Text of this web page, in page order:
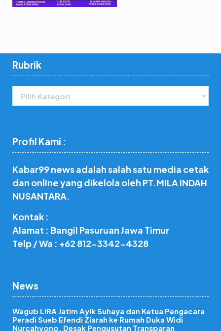
Rubrik
Profil Kami :
Kabar99 news adalah salah satu media cetak
dan online yang dikelola oleh PT.MILA INDAH
NUSANTARA.
Kontak :
Alamat : Bangil Pasuruan Jawa Timur
Telp / Wa : +62 812-3342-4328
News
Wagub LIRA Jatim Ayik Suhaya dan Ketua Pengacara
Peradi Sueb Efendi Ziarah ke Rumah Duka Widi
Nurcahyono, Desak Pengusutan Transparan